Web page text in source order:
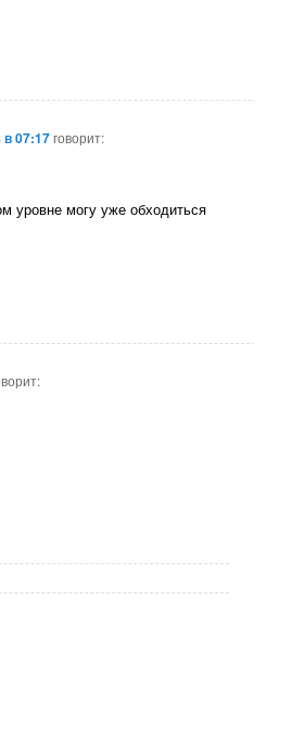
в 07:17говорит:
уровне могу уже обходиться